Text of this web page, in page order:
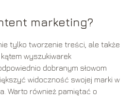
marketing?
tylko tworzenie treści, ale także
wyszukiwarek
dobranym słowom
widoczność swojej marki w
Warto również pamiętać o